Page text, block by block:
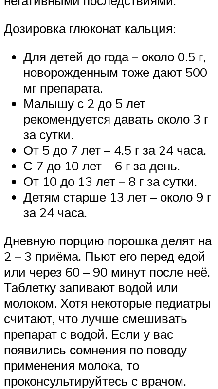
Дозировка глюконат кальция:
Для детей до года – около 0.5 г,
новорожденным тоже дают 500
мг препарата.
Малышу с 2 до 5 лет
рекомендуется давать около 3 г
за сутки.
От 5 до 7 лет – 4.5 г за 24 часа.
С 7 до 10 лет – 6 г за день.
От 10 до 13 лет – 8 г за сутки.
Детям старше 13 лет – около 9 г
за 24 часа.
Дневную порцию порошка делят на
2 – 3 приёма. Пьют его перед едой
или через 60 – 90 минут после неё.
Таблетку запивают водой или
молоком. Хотя некоторые педиатры
считают, что лучше смешивать
препарат с водой. Если у вас
появились сомнения по поводу
применения молока, то
проконсультируйтесь с врачом.